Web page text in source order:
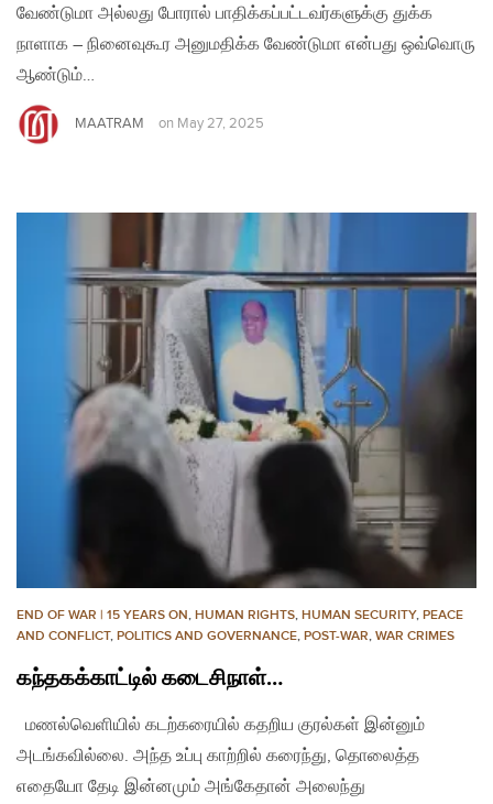
வேண்டுமா அல்லது போரால் பாதிக்கப்பட்டவர்களுக்கு துக்க
நாளாக – நினைவுகூர அனுமதிக்க வேண்டுமா என்பது ஒவ்வொரு
ஆண்டும்…
MAATRAM on May 27, 2025
END OF WAR | 15 YEARS ON, HUMAN RIGHTS, HUMAN SECURITY, PEACE
AND CONFLICT, POLITICS AND GOVERNANCE, POST-WAR, WAR CRIMES
கந்தகக்காட்டில் கடைசிநாள்…
மணல்வெளியில் கடற்கரையில் கதறிய குரல்கள் இன்னும்
அடங்கவில்லை. அந்த உப்பு காற்றில் கரைந்து, தொலைத்த
எதையோ தேடி இன்னமும் அங்கேதான் அலைந்து